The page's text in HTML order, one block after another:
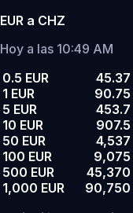
EUR a CHZ
Hoy a las 10:49 AM
0.5 EUR
45.37
1 EUR
90.75
5 EUR
453.7
10 EUR
907.5
50 EUR
4,537
100 EUR
9,075
500 EUR
45,370
1,000 EUR
90,750